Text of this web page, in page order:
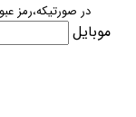
در صورتیکه،رمز
موبایل